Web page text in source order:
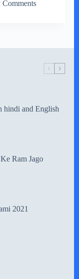
Comments
hindi and English
Ram Jago
2021